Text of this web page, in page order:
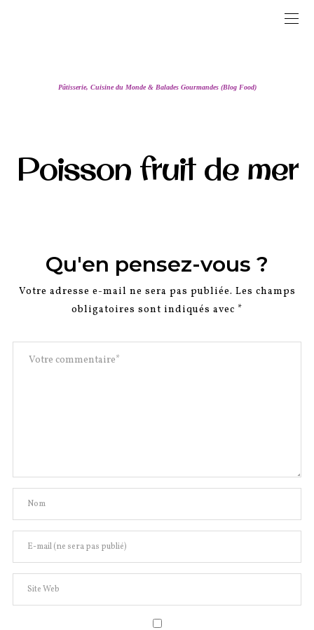
Pâtisserie, Cuisine du Monde & Balades Gourmandes (Blog Food)
Poisson fruit de mer
Qu'en pensez-vous ?
Votre adresse e-mail ne sera pas publiée. Les champs
obligatoires sont indiqués avec *